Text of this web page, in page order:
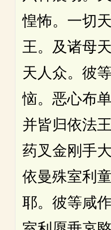
惶怖。一切
王。及诸母
天人众。彼
恼。恶心布
并皆归依法
药叉金刚手
依曼殊室利
耶。彼等咸